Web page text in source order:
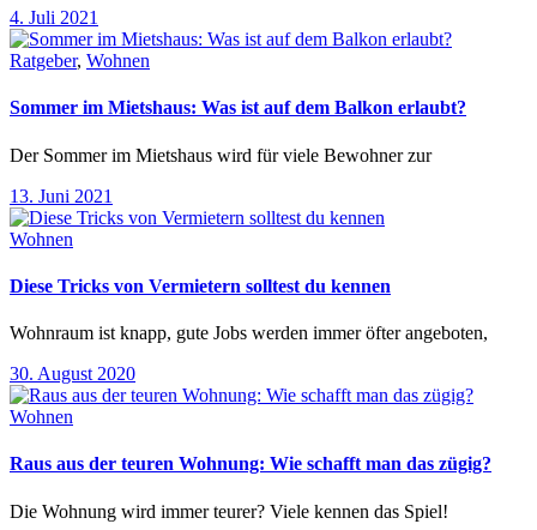
4. Juli 2021
Ratgeber, Wohnen
Sommer im Mietshaus: Was ist auf dem Balkon erlaubt?
Der Sommer im Mietshaus wird für viele Bewohner zur
13. Juni 2021
Wohnen
Diese Tricks von Vermietern solltest du kennen
Wohnraum ist knapp, gute Jobs werden immer öfter angeboten,
30. August 2020
Wohnen
Raus aus der teuren Wohnung: Wie schafft man das zügig?
Die Wohnung wird immer teurer? Viele kennen das Spiel!